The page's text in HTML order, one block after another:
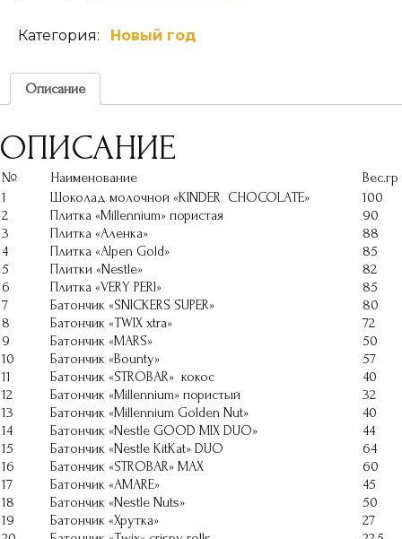
Категория: Новый год
Описание
ОПИСАНИЕ
№ Наименование
Вес.гр
1
Шоколад молочной «KINDER CHOCOLATE»
100
2
Плитка «Millennium» пористая
90
3
Плитка «Аленка»
88
4
Плитка «AIpen Gold»
85
5
Плитки «Nestle»
82
6
Плитка «VERY PERI»
85
7
Батончик «SNICKERS SUPER»
80
8
Батончик «TWIX хtra»
72
9
Батончик «MARS»
50
10
Батончик «Bounty»
57
11
Батончик «STROBAR» кокос
40
12
Батончик «Millennium» пористый
32
13
Батончик «Millennium Golden Nut»
40
14
Батончик «Nestle GOOD MIX DUO»
44
15
Батончик «Nestle KitKat» DUO
64
16
Батончик «STROBAR» MAX
60
17
Батончик «AMARE»
45
18
Батончик «Nestle Nuts»
50
19
Батончик «Хрутка»
27